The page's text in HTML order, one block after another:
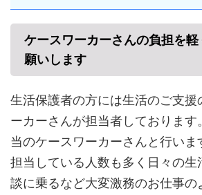
ケースワーカーさんの負担を
願いします
生活保護者の方には生活のご支援
ーカーさんが担当者しております
当のケースワーカーさんと行い
担当している人数も多く日々の生
談に乗るなど大変激務のお仕事の